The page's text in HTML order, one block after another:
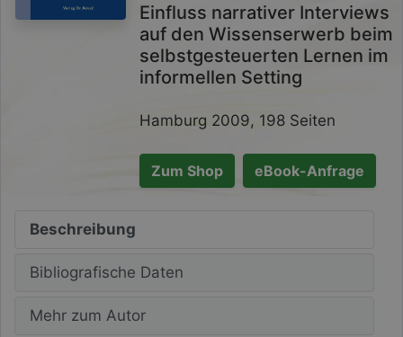
Einfluss narrativer Interviews
auf den Wissenserwerb beim
selbstgesteuerten Lernen im
informellen Setting
Hamburg 2009, 198 Seiten
Zum Shop eBook-Anfrage
Beschreibung
Bibliografische Daten
Mehr zum Autor